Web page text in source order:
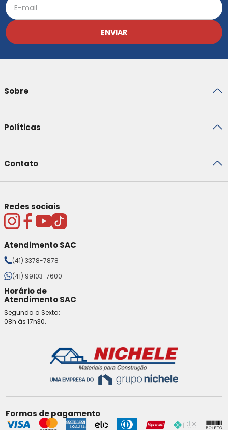
ENVIAR
Sobre
Políticas
Contato
Redes sociais
Atendimento SAC
(41) 3378-7878
(41) 99103-7600
Horário de
Atendimento SAC
Segunda a Sexta:
08h às 17h30.
Formas de pagamento